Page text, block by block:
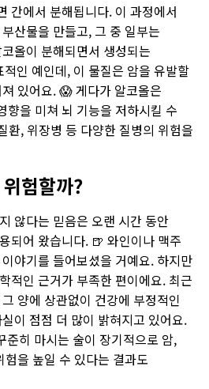
간에서 분해됩니다. 이 과정에서
산물을 만들고, 그 중 일부는
올이 분해되면서 생성되는
인 예인데, 이 물질은 암을 유발할
있어요. 😱 게다가 알코올은
향을 미쳐 뇌 기능을 저하시킬 수
환, 위장병 등 다양한 질병의 위험을
험할까?
않다는 믿음은 오랜 시간 동안
되어 왔습니다. 🍺 와인이나 맥주
야기를 들어보셨을 거예요. 하지만
적인 근거가 부족한 편이에요. 최근
양에 상관없이 건강에 부정적인
이 점점 더 많이 밝혀지고 있어요.
준히 마시는 술이 장기적으로 암,
을 높일 수 있다는 결과도